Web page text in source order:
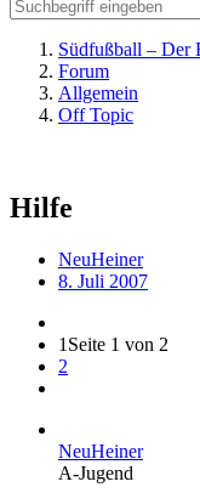
Südfußball – Der
Forum
Allgemein
Off Topic
Hilfe
NeuHeiner
8. Juli 2007
1 Seite 1 von 2
2
NeuHeiner
A-Jugend